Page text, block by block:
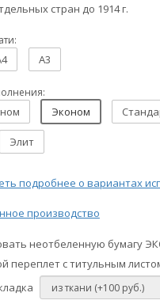
стран до 1914 г.
A3
Эконом
Элит
подробнее о вариантах
производство
неотбеленную бумагу
переплет с титульным